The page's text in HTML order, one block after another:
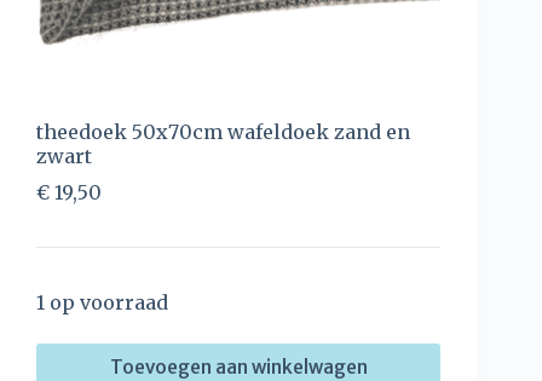
theedoek 50x70cm wafeldoek zand en
zwart
€ 19,50
1 op voorraad
Toevoegen aan winkelwagen